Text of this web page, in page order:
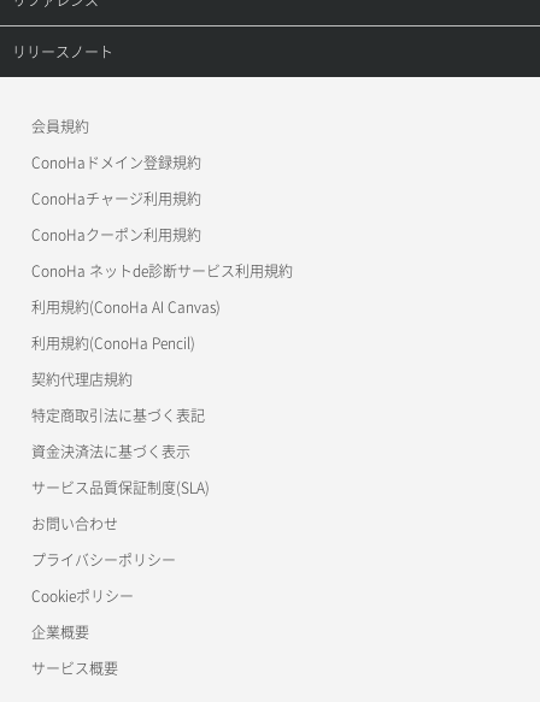
ロール更新
ボリューム更新
ボリューム詳細一覧取得
自動バックアップ有効化
サーバープラン変更
サーバープラン詳細一覧取得
サーバープラン詳細取得
サーバーメタデータ取得
サーバーメタデータ更新（ネームタグ変更）
サーバー一覧取得
サーバー作成
サーバー再構築（OS再インストール）
サーバー利用状況グラフ（ディスクIO）
サーバー削除
ネットワーク一覧取得
ネットワーク作成（ローカルネットワーク用）
ネットワーク削除（ローカルネットワーク用）
ネットワーク詳細取得
ポート一覧取得
ポート作成（ローカルネットワーク用）
ポート作成（追加IP用）
ポート削除
ポート詳細取得
メンバー更新
メンバー詳細取得
メンバー追加
リスナー作成
リスナー削除
リスナー更新
リスナー詳細取得
ロードバランサー一覧取得
ロードバランサー削除
ロードバランサー更新
ロードバランサー詳細取得
ロードバランサー追加
コンテナ一覧取得
コンテナ作成
コンテナ削除
ラージオブジェクトアップロード(DLO)
一時的Web公開
ConoHa VPS(Ver.3.0)
ConoHa for GAME
リファレンストップ
OpenStack CLI
Terraform
s3cmd
公開API(ConoHa VPS Ver.2.0)
リリースノート
会員規約
ConoHaドメイン登録規約
ConoHaチャージ利用規約
ConoHaクーポン利用規約
ConoHa ネットde診断サービス利用規約
利用規約(ConoHa AI Canvas)
利用規約(ConoHa Pencil)
契約代理店規約
特定商取引法に基づく表記
資金決済法に基づく表示
サービス品質保証制度(SLA)
お問い合わせ
プライバシーポリシー
Cookieポリシー
企業概要
サービス概要